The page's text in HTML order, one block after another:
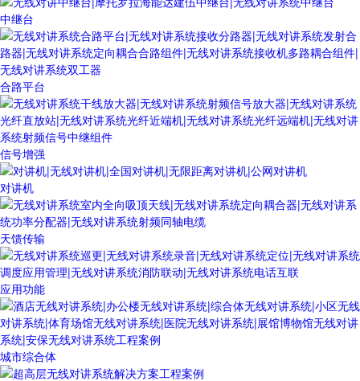
中继台
合路平台
信号增强
对讲机
天馈传输
应用功能
城市综合体